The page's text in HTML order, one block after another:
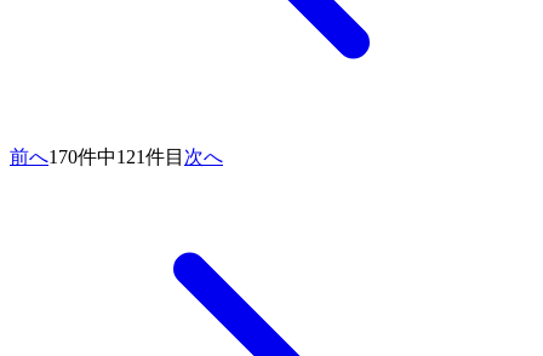
前へ170件中121件目 次へ